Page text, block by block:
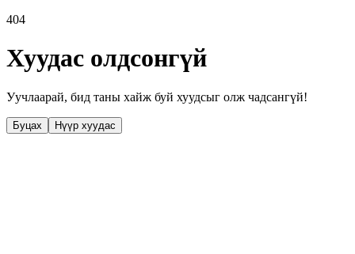
404
Хуудас олдсонгүй
Уучлаарай, бид таны хайж буй хуудсыг олж чадсангүй!
Буцах Нүүр хуудас